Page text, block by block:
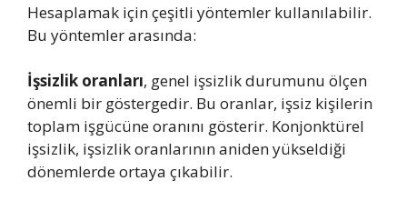
Hesaplamak için çeşitli yöntemler kullanılabilir.
Bu yöntemler arasında:
İşsizlik oranları, genel işsizlik durumunu ölçen
önemli bir göstergedir. Bu oranlar, işsiz kişilerin
toplam işgücüne oranını gösterir. Konjonktürel
işsizlik, işsizlik oranlarının aniden yükseldiği
dönemlerde ortaya çıkabilir.